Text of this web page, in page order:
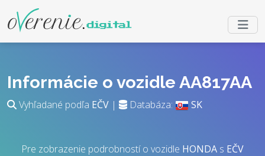
Informácie o vozidle AA817AA
Vyhľadané podľa EČV | Databáza: SK
Pre zobrazenie podrobností o vozidle HONDA s EČV